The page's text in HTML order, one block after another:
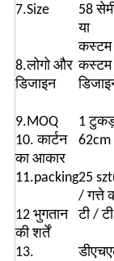
7.Size
58
या
कस्टम
8.लोगो और
डिजाइन
कस्टम
9.MOQ
1
10. कार्टन
का आकार
62cm
11.packing25
/ गत्ते
12 भुगतान
की शर्तें
टी /
13.